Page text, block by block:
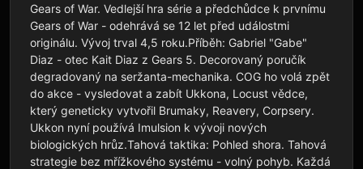
Gears of War. Vedlejší hra série a předchůdce k prvnímu
Gears of War - odehrává se 12 let před událostmi
originálu. Vývoj trval 4,5 roku.Příběh: Gabriel "Gabe"
Diaz - otec Kait Diaz z Gears 5. Decorovaný poručík
degradovaný na seržanta-mechanika. COG ho volá zpět
do akce - vysledovat a zabít Ukkona, Locust vědce,
který geneticky vytvořil Brumaky, Reavery, Corpsery.
Ukkon nyní používá Imulsion k vývoji nových
biologických hrůz.Tahová taktika: Pohled shora. Tahová
strategie bez mřížkového systému - volný pohyb. Každá